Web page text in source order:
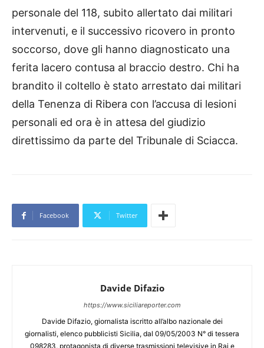
personale del 118, subito allertato dai militari
intervenuti, e il successivo ricovero in pronto
soccorso, dove gli hanno diagnosticato una
ferita lacero contusa al braccio destro. Chi ha
brandito il coltello è stato arrestato dai militari
della Tenenza di Ribera con l’accusa di lesioni
personali ed ora è in attesa del giudizio
direttissimo da parte del Tribunale di Sciacca.
Facebook Twitter
Davide Difazio
https://www.siciliareporter.com
Davide Difazio, giornalista iscritto all’albo nazionale dei
giornalisti, elenco pubblicisti Sicilia, dal 09/05/2003 N° di tessera
098283, protagonista di diverse trasmissioni televisive in Rai e